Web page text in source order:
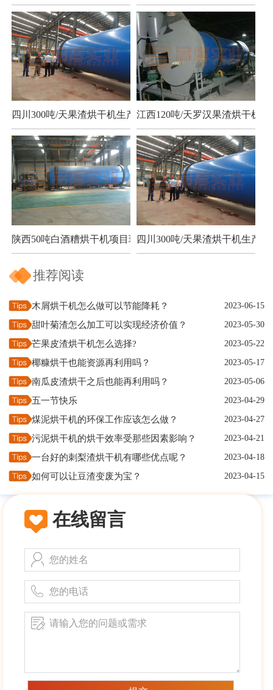
四川300吨/天果渣烘干机生产现场江西120吨/天罗汉果渣烘干机项
陕西50吨白酒糟烘干机项目现场四川300吨/天果渣烘干机生产现
推荐阅读
木屑烘干机怎么做可以节能降耗？ 2023-06-15
甜叶菊渣怎么加工可以实现经济价值？ 2023-05-30
芒果皮渣烘干机怎么选择? 2023-05-22
椰糠烘干也能资源再利用吗？ 2023-05-17
南瓜皮渣烘干之后也能再利用吗？ 2023-05-06
五一节快乐 2023-04-29
煤泥烘干机的环保工作应该怎么做？ 2023-04-27
污泥烘干机的烘干效率受那些因素影响？ 2023-04-21
一台好的刺梨渣烘干机有哪些优点呢？ 2023-04-18
如何可以让豆渣变废为宝？ 2023-04-15
在线留言